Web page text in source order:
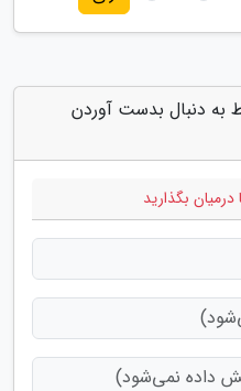
به دنبال بدست آوردن
درمیان بگذارید